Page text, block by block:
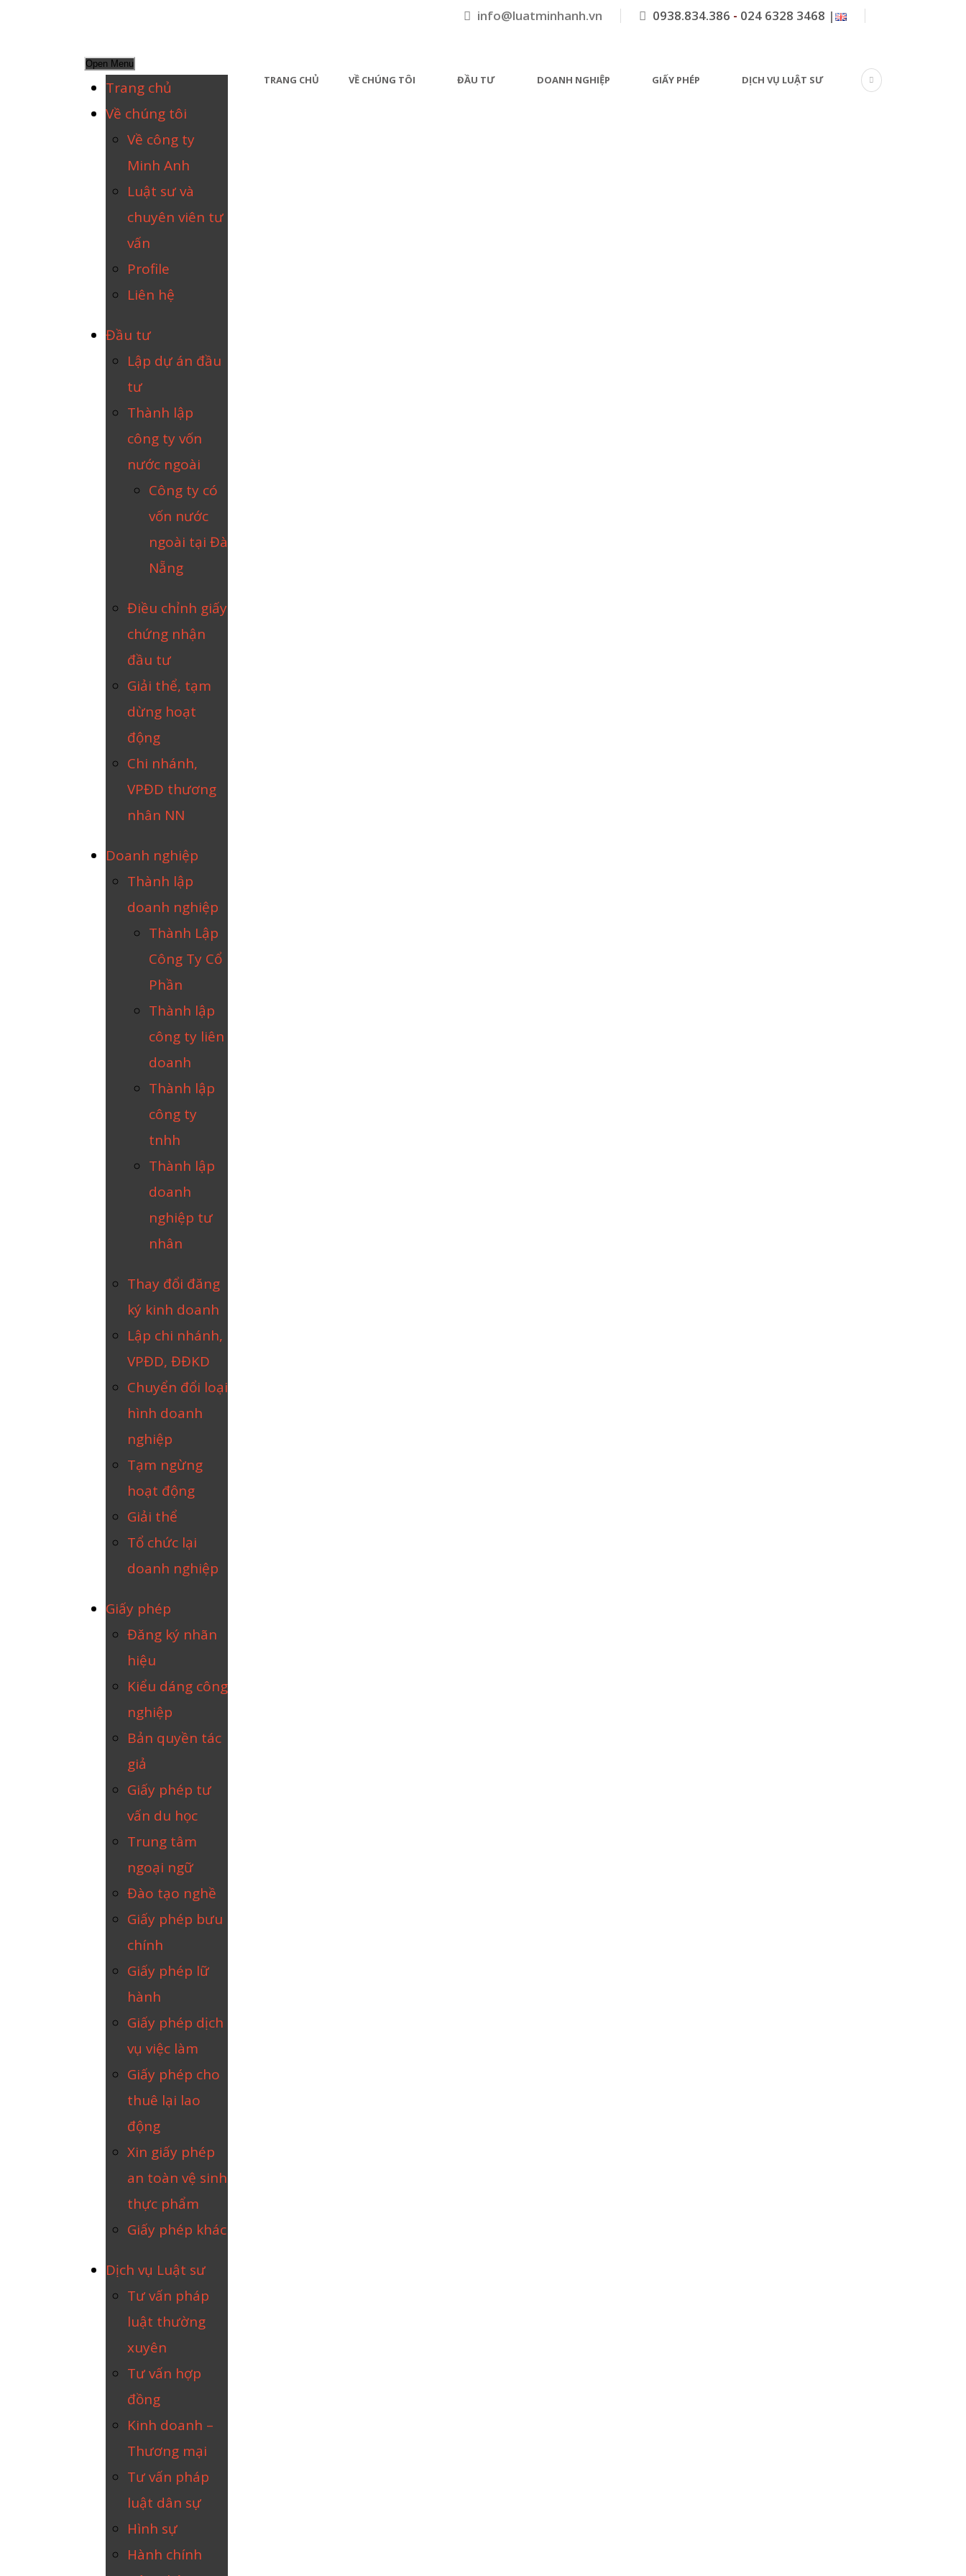
info@luatminhanh.vn 0938.834.386 - 024 6328 3468 |
Open Menu
Trang chủ
Về chúng tôi
Về công ty
Minh Anh
Luật sư và
chuyên viên tư
vấn
Profile
Liên hệ
Đầu tư
Lập dự án đầu
tư
Thành lập
công ty vốn
nước ngoài
Công ty có
vốn nước
ngoài tại Đà
Nẵng
Điều chỉnh giấy
chứng nhận
đầu tư
Giải thể, tạm
dừng hoạt
động
Chi nhánh,
VPĐD thương
nhân NN
Doanh nghiệp
Thành lập
doanh nghiệp
Thành Lập
Công Ty Cổ
Phần
Thành lập
công ty liên
doanh
Thành lập
công ty
tnhh
Thành lập
doanh
nghiệp tư
nhân
Thay đổi đăng
ký kinh doanh
Lập chi nhánh,
VPĐD, ĐĐKD
Chuyển đổi loại
hình doanh
nghiệp
Tạm ngừng
hoạt động
Giải thể
Tổ chức lại
doanh nghiệp
Giấy phép
Đăng ký nhãn
hiệu
Kiểu dáng công
nghiệp
Bản quyền tác
giả
Giấy phép tư
vấn du học
Trung tâm
ngoại ngữ
Đào tạo nghề
Giấy phép bưu
chính
Giấy phép lữ
hành
Giấy phép dịch
vụ việc làm
Giấy phép cho
thuê lại lao
động
Xin giấy phép
an toàn vệ sinh
thực phẩm
Giấy phép khác
Dịch vụ Luật sư
Tư vấn pháp
luật thường
xuyên
Tư vấn hợp
đồng
Kinh doanh –
Thương mại
Tư vấn pháp
luật dân sự
Hình sự
Hành chính
TRANG CHỦ VỀ CHÚNG TÔI ĐẦU TƯ DOANH NGHIỆP GIẤY PHÉP DỊCH VỤ LUẬT SƯ